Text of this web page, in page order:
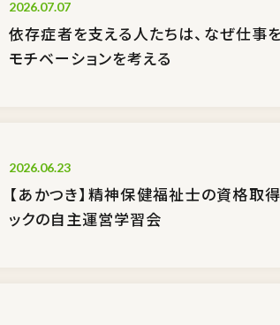
2026.07.07
依存症者を支える人たちは、なぜ仕
モチベーションを考える
2026.06.23
【あかつき】精神保健福祉士の資格取
ックの自主運営学習会